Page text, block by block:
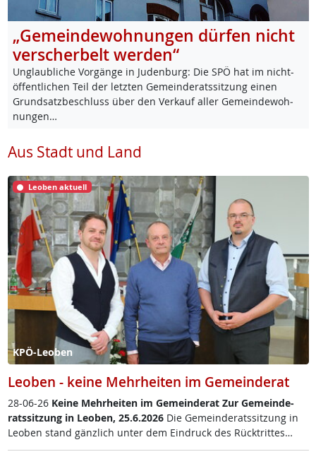
„Gemeindewohnungen dürfen nicht
verscherbelt werden“
Un­glaub­li­che Vor­gän­ge in Ju­den­burg: Die SPÖ hat im nicht-
öf­f­ent­li­chen Teil der letz­ten Ge­mein­de­rats­sit­zung ei­nen
Grund­satz­be­schluss über den Ver­kauf al­ler Ge­mein­de­woh­
nun­gen…
Aus Stadt und Land
Leoben aktuell
KPÖ-Leoben
Leoben - keine Mehrheiten im Gemeinderat
28-06-26 Kei­ne Mehr­hei­ten im Ge­mein­de­rat Zur Ge­mein­de­
rats­sit­zung in Leo­ben, 25.6.2026Die Ge­mein­de­rats­sit­zung in
Leo­ben stand gänz­lich un­ter dem Ein­druck des Rück­trit­tes…